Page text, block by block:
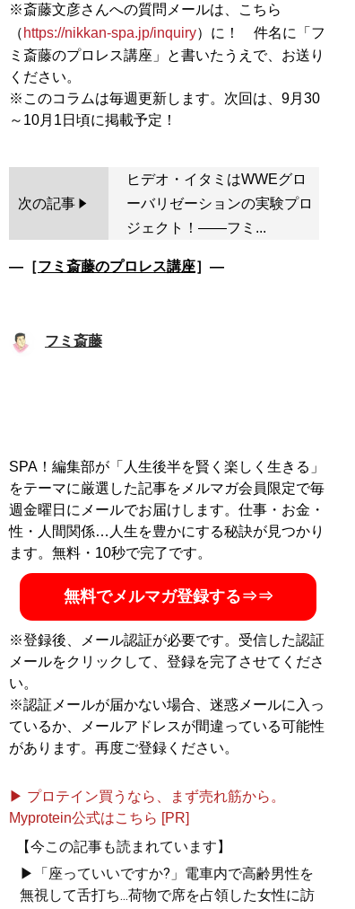
※斎藤文彦さんへの質問メールは、こちら
（ https://nikkan-spa.jp/inquiry）に！ 件名に「フ
ミ斎藤のプロレス講座」と書いたうえで、お送り
ください。
※このコラムは毎週更新します。次回は、9月30
次の記事
ヒデオ・イタミはWWEグロ
ーバリゼーションの実験プロ
ジェクト！――フミ...
―［フミ斎藤のプロレス講座］―
フミ斎藤
SPA！編集部が「人生後半を賢く楽しく生きる」
をテーマに厳選した記事をメルマガ会員限定で毎
週金曜日にメールでお届けします。仕事・お金・
性・人間関係…人生を豊かにする秘訣が見つかり
ます。無料・10秒で完了です。
無料でメルマガ登録する⇒⇒
※登録後、メール認証が必要です。受信した認証
メールをクリックして、登録を完了させてくださ
い。
※認証メールが届かない場合、迷惑メールに入っ
ているか、メールアドレスが間違っている可能性
があります。再度ご登録ください。
▶ プロテイン買うなら、まず売れ筋から。
Myprotein公式はこちら [PR]
【今この記事も読まれています】
▶「座っていいですか?」電車内で高齢男性を
無視して舌打ち...荷物で席を占領した女性に訪